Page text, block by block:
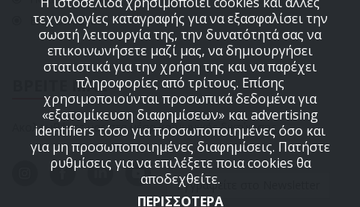
ΕΠΙΚΟΙΝΩΝΙΑ
ΒΡΕΙΤΕ ΜΑΣ
Ακολουθήστε μας στα μέσα κοινωνικής δικτύωσης
Εγγραφείτε στο Newsletter
τεχνολογίες καταγραφής για να εξασφαλίσει την
σωστή λειτουργία της, την δυνατότητά σας να
επικοινωνήσετε μαζί μας, να δημιουργήσει
στατιστικά για την χρήση της και να παρέχει
πληροφορίες από τρίτους. Επίσης
χρησιμοποιούνται προσωπικά δεδομένα για
«εξατομίκευση διαφημίσεων» και advertising
identifiers τόσο για προσωποποιημένες όσο και
για μη προσωποποιημένες διαφημίσεις. Πατήστε
ρυθμίσεις για να επιλέξετε ποια cookies θα
αποδεχθείτε.
ΠΕΡΙΣΣΟΤΕΡΑ